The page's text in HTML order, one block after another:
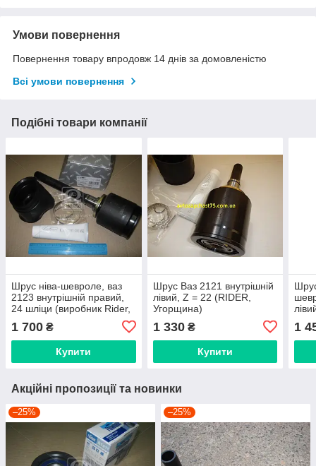
Умови повернення
Повернення товару впродовж 14 днів за домовленістю
Всі умови повернення
Подібні товари компанії
Шрус ніва-шевроле, ваз
2123 внутрішній правий,
24 шліци (виробник Rider,
1 700 ₴
Купити
Шрус Ваз 2121 внутрішній
лівий, Z = 22 (RIDER,
Угорщина)
1 330₴
Купити
1
Акційні пропозиції та новинки
–25% –25%